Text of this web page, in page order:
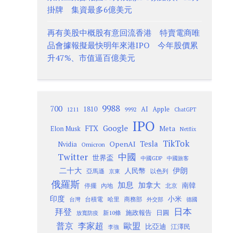
掛牌 集資最多6億美元
再有美股中概股有意回流香港 特賣電商唯
品會據報擬最快明年來港IPO 今年股價累
升47%、市值逼百億美元
700 1211 1810 9988 9992 AI Apple ChatGPT
Elon Musk FTX Google IPO Meta Netflix
Nvidia Omicron OpenAI Tesla TikTok
Twitter 世界盃 中國 中國GDP 中國旅客
二十大 亞馬遜 京東 人民幣 以色列 伊朗
俄羅斯 停擺 內地 加息 加拿大 北京
南韓
印度
台灣 台積電 哈里 商務部 外交部 小米 德國
拜登 放寬防疫 新10條 施政報告 日圓 日本
普京 李家超 李強 歐盟 比亞迪 江澤民